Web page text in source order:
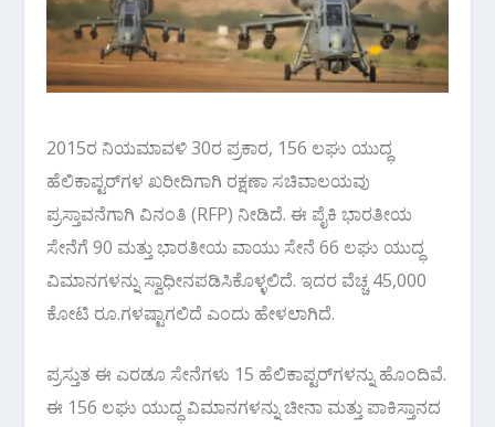
2015ರ ನಿಯಮಾವಳಿ 30ರ ಪ್ರಕಾರ, 156 ಲಘು ಯುದ್ಧ
ಹೆಲಿಕಾಪ್ಟರ್‌ಗಳ ಖರೀದಿಗಾಗಿ ರಕ್ಷಣಾ ಸಚಿವಾಲಯವು
ಪ್ರಸ್ತಾವನೆಗಾಗಿ ವಿನಂತಿ (RFP) ನೀಡಿದೆ. ಈ ಪೈಕಿ ಭಾರತೀಯ
ಸೇನೆಗೆ 90 ಮತ್ತು ಭಾರತೀಯ ವಾಯು ಸೇನೆ 66 ಲಘು‌ ಯುದ್ಧ
ವಿಮಾನಗಳನ್ನು ಸ್ವಾಧೀನಪಡಿಸಿಕೊಳ್ಳಲಿದೆ. ಇದರ ವೆಚ್ಚ 45,000
ಕೋಟಿ ರೂ.ಗಳಷ್ಟಾಗಲಿದೆ ಎಂದು ಹೇಳಲಾಗಿದೆ.
ಪ್ರಸ್ತುತ ಈ ಎರಡೂ ಸೇನೆಗಳು 15 ಹೆಲಿಕಾಪ್ಟರ್‌ಗಳನ್ನು ಹೊಂದಿವೆ.
ಈ 156 ಲಘು ಯುದ್ಧ ವಿಮಾನಗಳನ್ನು ಚೀನಾ ಮತ್ತು ಪಾಕಿಸ್ತಾನದ